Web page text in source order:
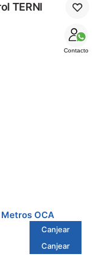
TERNI
Contacto
OCA
Canjear
Canjear